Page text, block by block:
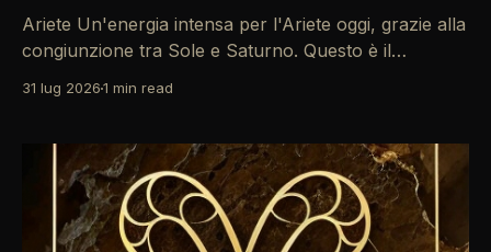
Ariete Un'energia intensa per l'Ariete oggi, grazie alla
congiunzione tra Sole e Saturno. Questo è il
aspirazioni, ma attenzione: potrebbero emergere
affronta le sfide con determinazione. La giornata si
presenta densa di
31 lug 20261 min read